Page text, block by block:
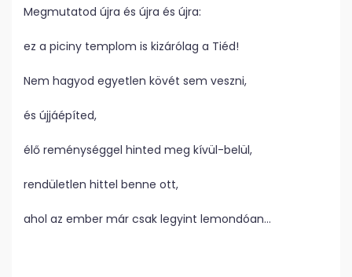
Megmutatod újra és újra és újra:
ez a piciny templom is kizárólag a Tiéd!
Nem hagyod egyetlen kövét sem veszni,
és újjáépíted,
élő reménységgel hinted meg kívül-belül,
rendületlen hittel benne ott,
ahol az ember már csak legyint lemondóan…